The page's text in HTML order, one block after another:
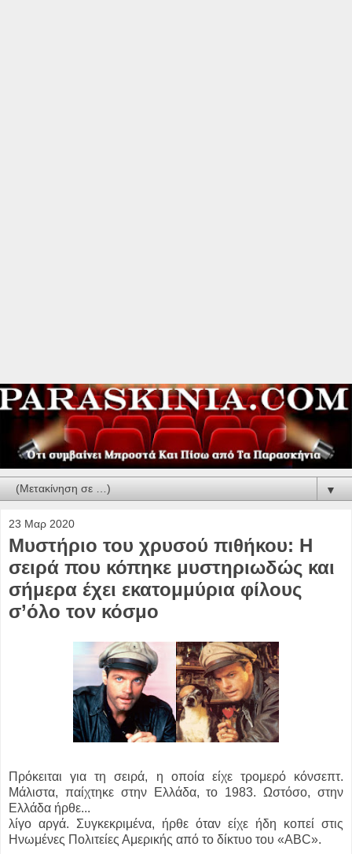
▼
23 Μαρ 2020
Μυστήριο του χρυσού πιθήκου: Η
σειρά που κόπηκε μυστηριωδώς και
σήμερα έχει εκατομμύρια φίλους
σ’όλο τον κόσμο
Πρόκειται για τη σειρά, η οποία είχε τρομερό κόνσεπτ.
Μάλιστα, παίχτηκε στην Ελλάδα, το 1983. Ωστόσο, στην
Ελλάδα ήρθε...
λίγο αργά. Συγκεκριμένα, ήρθε όταν είχε ήδη κοπεί στις
Ηνωμένες Πολιτείες Αμερικής από το δίκτυο του «ABC».